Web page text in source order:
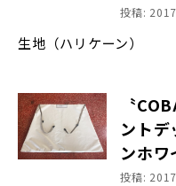
投稿:
生地（ハリケーン）
〝
ント
ンホワ
投稿: